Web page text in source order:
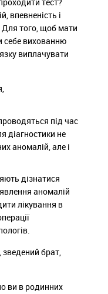
впевненість і
того, щоб мати
себе вихованню
виплачувати
під час
діагностики не
аномалій, але і
дізнатися
аномалій
лікування в
зведений брат,
ви в родинних